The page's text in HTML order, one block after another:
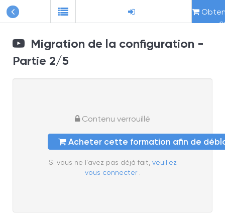
Migration de la configuration -
Partie 2/5
Contenu verrouillé
Acheter cette formation afin de
Si vous ne l'avez pas déjà fait, veuillez
vous connecter .